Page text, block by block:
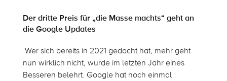
Der dritte Preis für „die Masse machts“ geht an
die Google Updates
Wer sich bereits in 2021 gedacht hat, mehr geht
nun wirklich nicht, wurde im letzten Jahr eines
Besseren belehrt. Google hat noch einmal